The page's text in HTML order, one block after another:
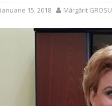
ianuarie 15, 2018 Mărgărit GROSU